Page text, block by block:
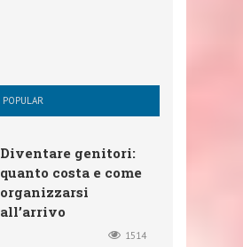
POPULAR
Diventare genitori:
quanto costa e come
organizzarsi
all’arrivo
1514